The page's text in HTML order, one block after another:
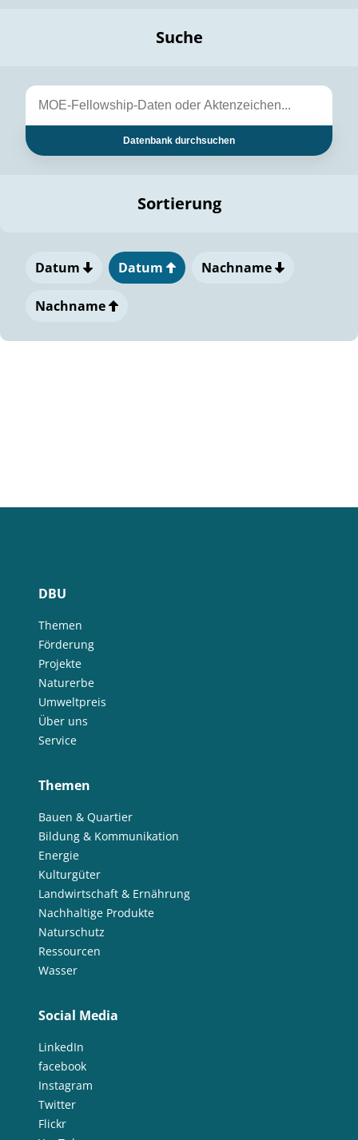
Suche
Datenbank durchsuchen
Sortierung
Datum Datum Nachname
Nachname
DBU
Themen
Förderung
Projekte
Naturerbe
Umweltpreis
Über uns
Service
Themen
Bauen & Quartier
Bildung & Kommunikation
Energie
Kulturgüter
Landwirtschaft & Ernährung
Nachhaltige Produkte
Naturschutz
Ressourcen
Wasser
Social Media
LinkedIn
facebook
Instagram
Twitter
Flickr